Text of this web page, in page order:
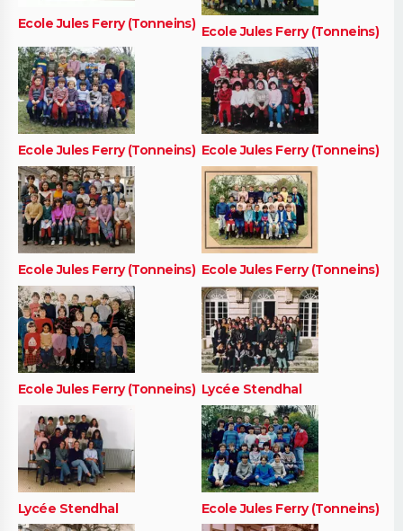
Ecole Jules Ferry (Tonneins) Ecole Jules Ferry (Tonneins)
Ecole Jules Ferry (Tonneins) Ecole Jules Ferry (Tonneins)
Ecole Jules Ferry (Tonneins) Ecole Jules Ferry (Tonneins)
Ecole Jules Ferry (Tonneins) Lycée Stendhal
Lycée Stendhal Ecole Jules Ferry (Tonneins)